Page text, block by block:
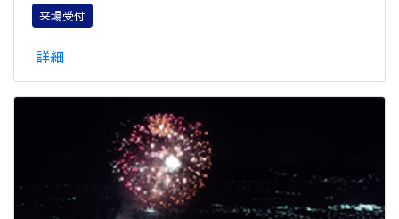
来場受付
詳細